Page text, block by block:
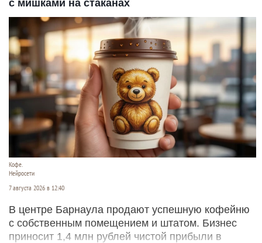
с мишками на стаканах
Кофе.
Нейросети
7 августа 2026 в 12:40
В центре Барнаула продают успешную кофейню
с собственным помещением и штатом. Бизнес
приносит 1,4 млн рублей чистой прибыли в